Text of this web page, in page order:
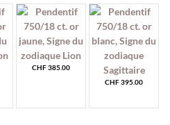
CHF385.00
CHF395.00